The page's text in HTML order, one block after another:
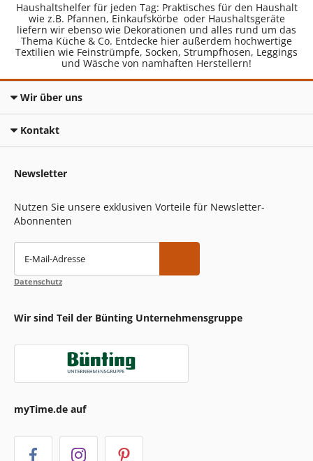
Haushaltshelfer für jeden Tag: Praktisches für den Haushalt
wie z.B. Pfannen, Einkaufskörbe oder Haushaltsgeräte
liefern wir ebenso wie Dekorationen und alles rund um das
Thema Küche & Co. Entdecke hier außerdem hochwertige
Textilien wie Feinstrümpfe, Socken, Strumpfhosen, Leggings
und Wäsche von namhaften Herstellern!
Wir über uns
Kontakt
Newsletter
Nutzen Sie unsere exklusiven Vorteile für Newsletter-
Abonnenten
E-Mail-Adresse
Datenschutz
Wir sind Teil der Bünting Unternehmensgruppe
myTime.de auf